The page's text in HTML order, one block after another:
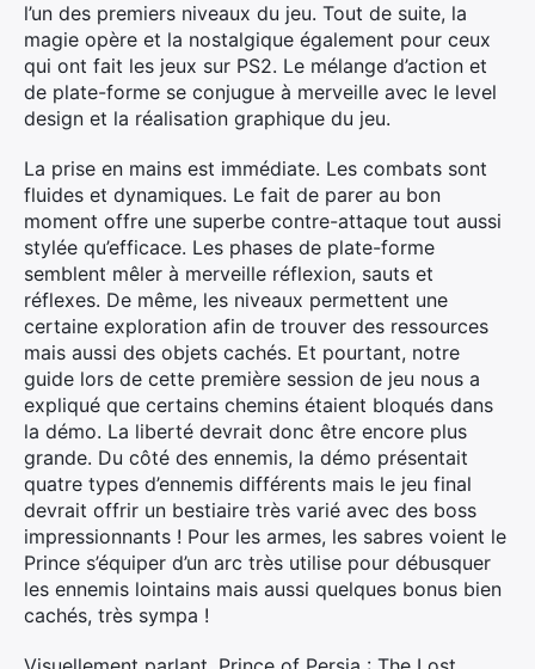
l’un des premiers niveaux du jeu. Tout de suite, la
magie opère et la nostalgique également pour ceux
qui ont fait les jeux sur PS2. Le mélange d’action et
de plate-forme se conjugue à merveille avec le level
design et la réalisation graphique du jeu.
La prise en mains est immédiate. Les combats sont
fluides et dynamiques. Le fait de parer au bon
moment offre une superbe contre-attaque tout aussi
stylée qu’efficace. Les phases de plate-forme
semblent mêler à merveille réflexion, sauts et
réflexes. De même, les niveaux permettent une
certaine exploration afin de trouver des ressources
mais aussi des objets cachés. Et pourtant, notre
guide lors de cette première session de jeu nous a
expliqué que certains chemins étaient bloqués dans
la démo. La liberté devrait donc être encore plus
grande. Du côté des ennemis, la démo présentait
quatre types d’ennemis différents mais le jeu final
devrait offrir un bestiaire très varié avec des boss
impressionnants ! Pour les armes, les sabres voient le
Prince s’équiper d’un arc très utilise pour débusquer
les ennemis lointains mais aussi quelques bonus bien
cachés, très sympa !